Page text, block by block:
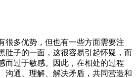
很多优势，但也有一些方面需要注
肚子的一面，这很容易引起怀疑，而
而过于敏感。因此，在相处的过程
沟通、理解、解决矛盾，共同营造和